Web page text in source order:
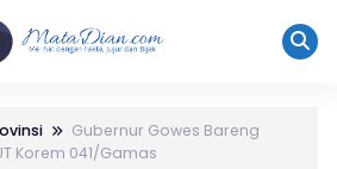
Gubernur Gowes Bareng
Korem 041/Gamas